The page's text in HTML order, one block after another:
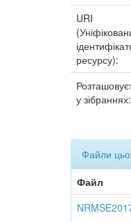
URI
ресурсу):
у зібраннях:
Файли
Файл